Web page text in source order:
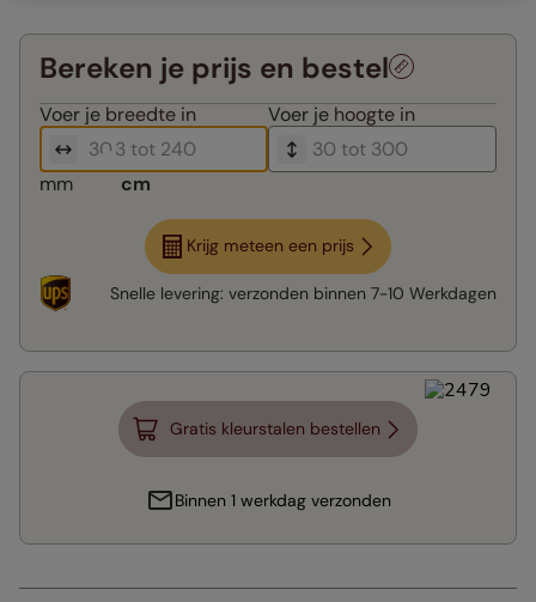
Bereken je prijs en bestel
Voer je breedte in Voer je hoogte in
mm cm
Krijg meteen een prijs
Snelle levering: verzonden binnen 7-10 Werkdagen
Gratis kleurstalen bestellen
Binnen 1 werkdag verzonden